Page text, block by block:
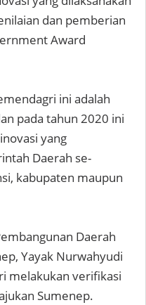
dan pemberian
Award
ini adalah
pada tahun 2020 ini
yang
Daerah se-
kabupaten maupun
Daerah
Yayak Nurwahyudi
melakukan verifikasi
Sumenep.